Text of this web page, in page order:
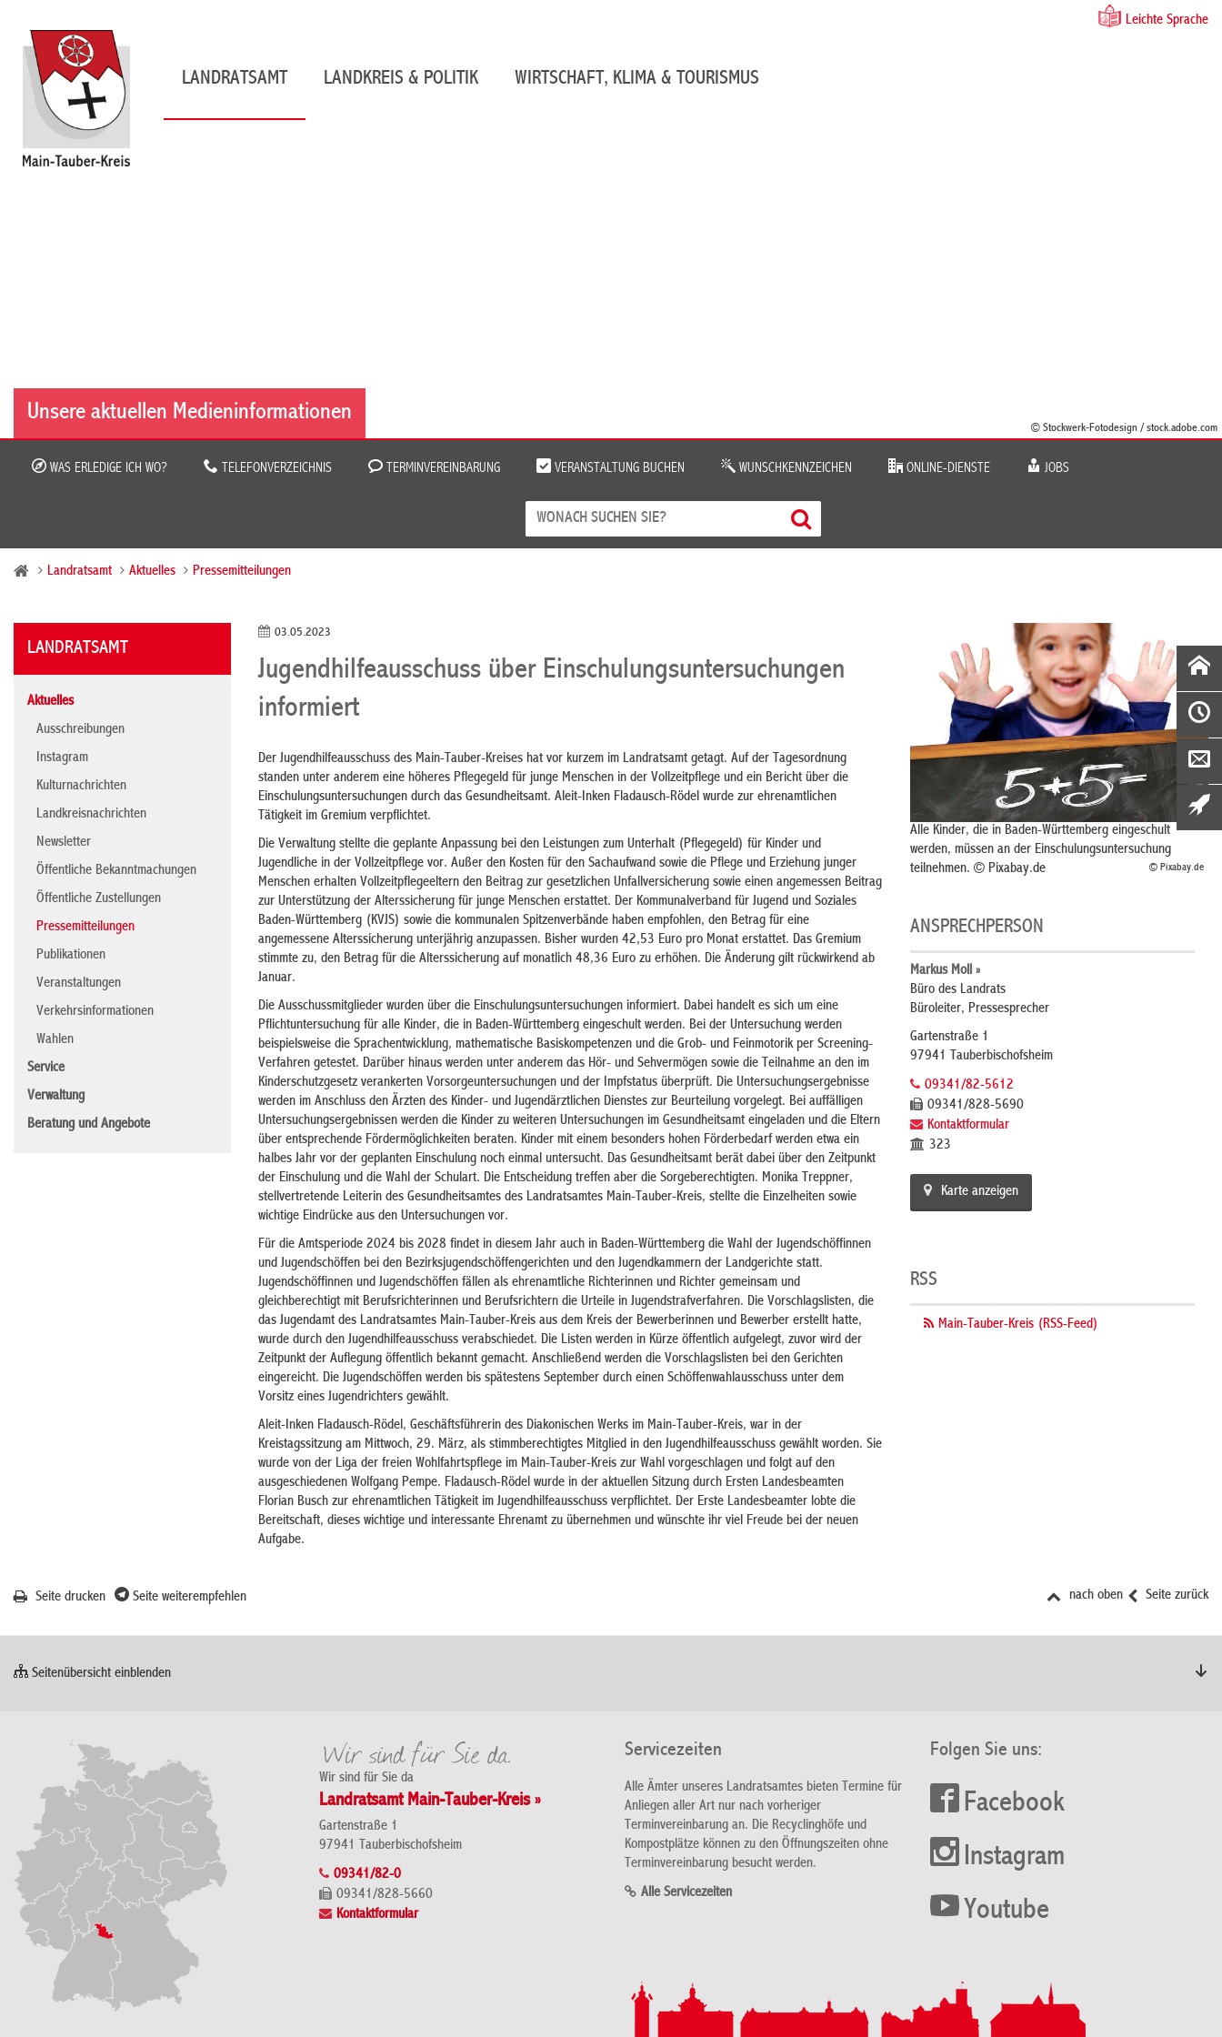
Leichte Sprache
LANDRATSAMT LANDKREIS & POLITIK WIRTSCHAFT, KLIMA & TOURISMUS
Unsere aktuellen Medieninformationen
© Stockwerk-Fotodesign / stock.adobe.com
WAS ERLEDIGE ICH WO? TELEFONVERZEICHNIS TERMINVEREINBARUNG VERANSTALTUNG BUCHEN WUNSCHKENNZEICHEN ONLINE-DIENSTE JOBS
Landratsamt Aktuelles Pressemitteilungen
LANDRATSAMT
Aktuelles
Ausschreibungen
Instagram
Kulturnachrichten
Landkreisnachrichten
Newsletter
Öffentliche Bekanntmachungen
Öffentliche Zustellungen
Pressemitteilungen
Publikationen
Veranstaltungen
Verkehrsinformationen
Wahlen
Service
Verwaltung
Beratung und Angebote
03.05.2023
Jugendhilfeausschuss über Einschulungsuntersuchungen
informiert
Der Jugendhilfeausschuss des Main-Tauber-Kreises hat vor kurzem im Landratsamt getagt. Auf der Tagesordnung
standen unter anderem eine höheres Pflegegeld für junge Menschen in der Vollzeitpflege und ein Bericht über die
Einschulungsuntersuchungen durch das Gesundheitsamt. Aleit-Inken Fladausch-Rödel wurde zur ehrenamtlichen
Tätigkeit im Gremium verpflichtet.
Die Verwaltung stellte die geplante Anpassung bei den Leistungen zum Unterhalt (Pflegegeld) für Kinder und
Jugendliche in der Vollzeitpflege vor. Außer den Kosten für den Sachaufwand sowie die Pflege und Erziehung junger
Menschen erhalten Vollzeitpflegeeltern den Beitrag zur gesetzlichen Unfallversicherung sowie einen angemessen Beitrag
zur Unterstützung der Alterssicherung für junge Menschen erstattet. Der Kommunalverband für Jugend und Soziales
Baden-Württemberg (KVJS) sowie die kommunalen Spitzenverbände haben empfohlen, den Betrag für eine
angemessene Alterssicherung unterjährig anzupassen. Bisher wurden 42,53 Euro pro Monat erstattet. Das Gremium
stimmte zu, den Betrag für die Alterssicherung auf monatlich 48,36 Euro zu erhöhen. Die Änderung gilt rückwirkend ab
Januar.
Die Ausschussmitglieder wurden über die Einschulungsuntersuchungen informiert. Dabei handelt es sich um eine
Pflichtuntersuchung für alle Kinder, die in Baden-Württemberg eingeschult werden. Bei der Untersuchung werden
beispielsweise die Sprachentwicklung, mathematische Basiskompetenzen und die Grob- und Feinmotorik per Screening-
Verfahren getestet. Darüber hinaus werden unter anderem das Hör- und Sehvermögen sowie die Teilnahme an den im
Kinderschutzgesetz verankerten Vorsorgeuntersuchungen und der Impfstatus überprüft. Die Untersuchungsergebnisse
werden im Anschluss den Ärzten des Kinder- und Jugendärztlichen Dienstes zur Beurteilung vorgelegt. Bei auffälligen
Untersuchungsergebnissen werden die Kinder zu weiteren Untersuchungen im Gesundheitsamt eingeladen und die Eltern
über entsprechende Fördermöglichkeiten beraten. Kinder mit einem besonders hohen Förderbedarf werden etwa ein
halbes Jahr vor der geplanten Einschulung noch einmal untersucht. Das Gesundheitsamt berät dabei über den Zeitpunkt
der Einschulung und die Wahl der Schulart. Die Entscheidung treffen aber die Sorgeberechtigten. Monika Treppner,
stellvertretende Leiterin des Gesundheitsamtes des Landratsamtes Main-Tauber-Kreis, stellte die Einzelheiten sowie
wichtige Eindrücke aus den Untersuchungen vor.
Für die Amtsperiode 2024 bis 2028 findet in diesem Jahr auch in Baden-Württemberg die Wahl der Jugendschöffinnen
und Jugendschöffen bei den Bezirksjugendschöffengerichten und den Jugendkammern der Landgerichte statt.
Jugendschöffinnen und Jugendschöffen fällen als ehrenamtliche Richterinnen und Richter gemeinsam und
gleichberechtigt mit Berufsrichterinnen und Berufsrichtern die Urteile in Jugendstrafverfahren. Die Vorschlagslisten, die
das Jugendamt des Landratsamtes Main-Tauber-Kreis aus dem Kreis der Bewerberinnen und Bewerber erstellt hatte,
wurde durch den Jugendhilfeausschuss verabschiedet. Die Listen werden in Kürze öffentlich aufgelegt, zuvor wird der
Zeitpunkt der Auflegung öffentlich bekannt gemacht. Anschließend werden die Vorschlagslisten bei den Gerichten
eingereicht. Die Jugendschöffen werden bis spätestens September durch einen Schöffenwahlausschuss unter dem
Vorsitz eines Jugendrichters gewählt.
Aleit-Inken Fladausch-Rödel, Geschäftsführerin des Diakonischen Werks im Main-Tauber-Kreis, war in der
Kreistagssitzung am Mittwoch, 29. März, als stimmberechtigtes Mitglied in den Jugendhilfeausschuss gewählt worden. Sie
wurde von der Liga der freien Wohlfahrtspflege im Main-Tauber-Kreis zur Wahl vorgeschlagen und folgt auf den
ausgeschiedenen Wolfgang Pempe. Fladausch-Rödel wurde in der aktuellen Sitzung durch Ersten Landesbeamten
Florian Busch zur ehrenamtlichen Tätigkeit im Jugendhilfeausschuss verpflichtet. Der Erste Landesbeamter lobte die
Bereitschaft, dieses wichtige und interessante Ehrenamt zu übernehmen und wünschte ihr viel Freude bei der neuen
Aufgabe.
© Pixabay.de
Alle Kinder, die in Baden-Württemberg eingeschult
werden, müssen an der Einschulungsuntersuchung
teilnehmen. © Pixabay.de
ANSPRECHPERSON
Markus Moll »
Büro des Landrats
Büroleiter, Pressesprecher
Gartenstraße 1
97941 Tauberbischofsheim
09341/82-5612
09341/828-5690
Kontaktformular
323
Karte anzeigen
RSS
Main-Tauber-Kreis (RSS-Feed)
Seite zurück
nach oben
Seite drucken Seite weiterempfehlen
Seitenübersicht einblenden
Wir sind für Sie da
Landratsamt Main-Tauber-Kreis »
Gartenstraße 1
97941 Tauberbischofsheim
09341/82-0
09341/828-5660
Kontaktformular
Servicezeiten
Alle Ämter unseres Landratsamtes bieten Termine für
Anliegen aller Art nur nach vorheriger
Terminvereinbarung an. Die Recyclinghöfe und
Kompostplätze können zu den Öffnungszeiten ohne
Terminvereinbarung besucht werden.
Alle Servicezeiten
Folgen Sie uns:
Facebook
Instagram
Youtube